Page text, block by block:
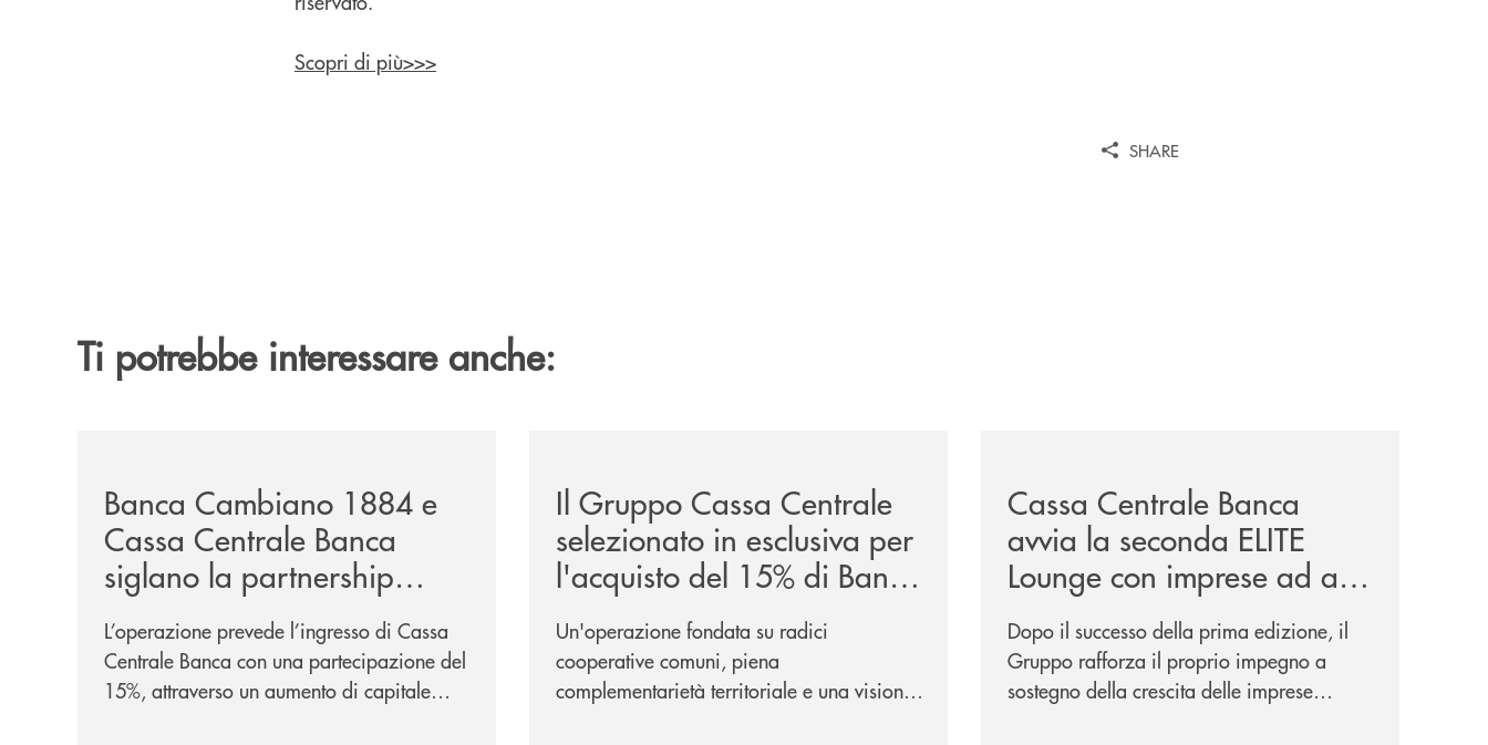
Scopri di più>>>
SHARE
Ti potrebbe interessare anche:
Banca Cambiano 1884 e
Cassa Centrale Banca
siglano la partnership
strategica
L’operazione prevede l’ingresso di Cassa
Centrale Banca con una partecipazione del
15%, attraverso un aumento di capitale
Il Gruppo Cassa Centrale
selezionato in esclusiva per
l'acquisto del 15% di Banca
Cambiano 1884
Un'operazione fondata su radici
cooperative comuni, piena
complementarietà territoriale e una visione
Cassa Centrale Banca
avvia la seconda ELITE
Lounge con imprese ad alto
potenziale
Dopo il successo della prima edizione, il
Gruppo rafforza il proprio impegno a
sostegno della crescita delle imprese